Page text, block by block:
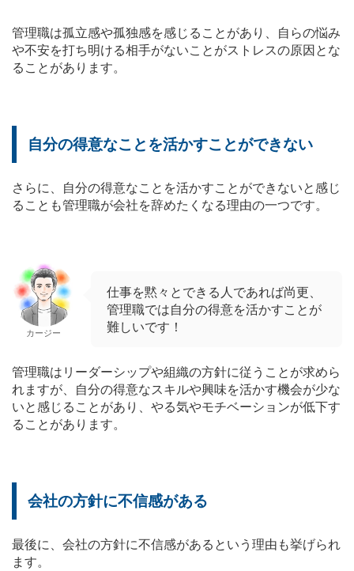
管理職は孤立感や孤独感を感じることがあり、自らの悩み
や不安を打ち明ける相手がないことがストレスの原因とな
ることがあります。
自分の得意なことを活かすことができない
さらに、自分の得意なことを活かすことができないと感じ
ることも管理職が会社を辞めたくなる理由の一つです。
カージー
仕事を黙々とできる人であれば尚更、
管理職では自分の得意を活かすことが
難しいです！
管理職はリーダーシップや組織の方針に従うことが求めら
れますが、自分の得意なスキルや興味を活かす機会が少な
いと感じることがあり、やる気やモチベーションが低下す
ることがあります。
会社の方針に不信感がある
最後に、会社の方針に不信感があるという理由も挙げられ
ます。